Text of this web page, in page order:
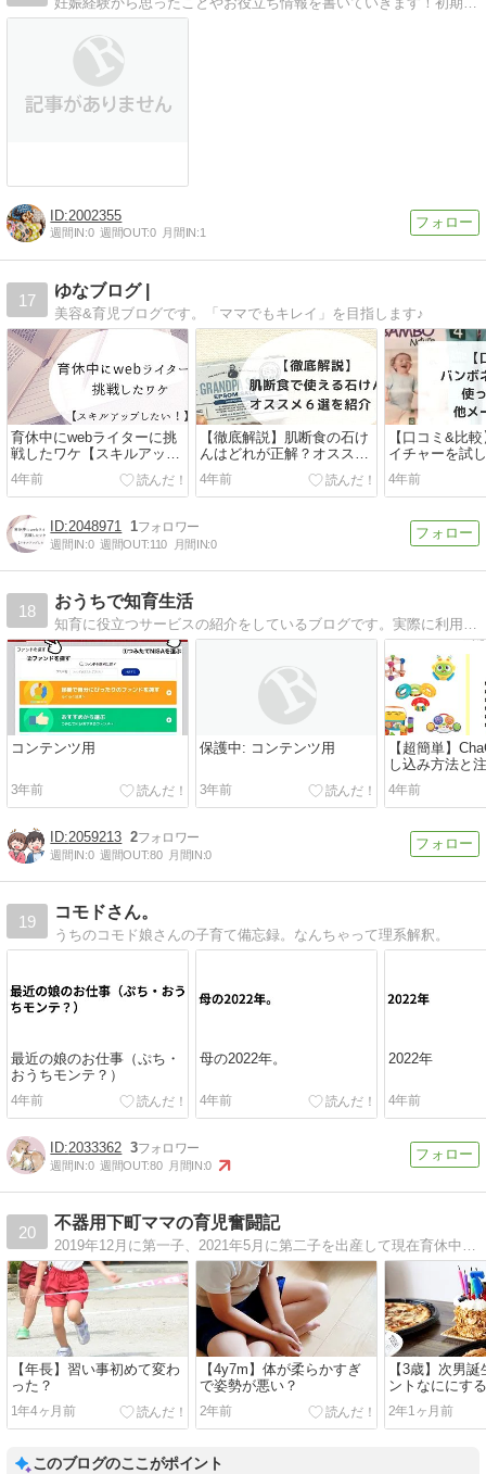
2002355
週間IN:0 週間OUT:0 月間IN:1
17
ゆなブログ |
美容&育児ブログです。「ママでもキレイ」を目指します♪
育休中にwebライターに挑
戦したワケ【スキルアップ
したい】
4年前
【徹底解説】肌断食の石け
んはどれが正解？オススメ
６選を紹介
4年前
【口コミ&比
イチャーを試
ツみたいに優
4年前
2048971 1
週間IN:0 週間OUT:110 月間IN:0
18
おうちで知育生活
コンテンツ用
3年前
保護中: コンテンツ用
3年前
【超簡単】
し込み方法と
付きで解説！
4年前
2059213 2
週間IN:0 週間OUT:80 月間IN:0
19
コモドさん。
うちのコモド娘さんの子育て備忘録。なんちゃって理系解釈。
最近の娘のお仕事（ぷち・
おうちモンテ？）
4年前
母の2022年。
4年前
2022年
4年前
2033362 3
週間IN:0 週間OUT:80 月間IN:0
20
不器用下町ママの育児奮闘記
【年長】習い事初めて変わ
った？
1年4ヶ月前
【4y7m】体が柔らかすぎ
で姿勢が悪い？
2年前
【3歳】次男
ントなににす
2年1ヶ月前
このブログのここがポイント